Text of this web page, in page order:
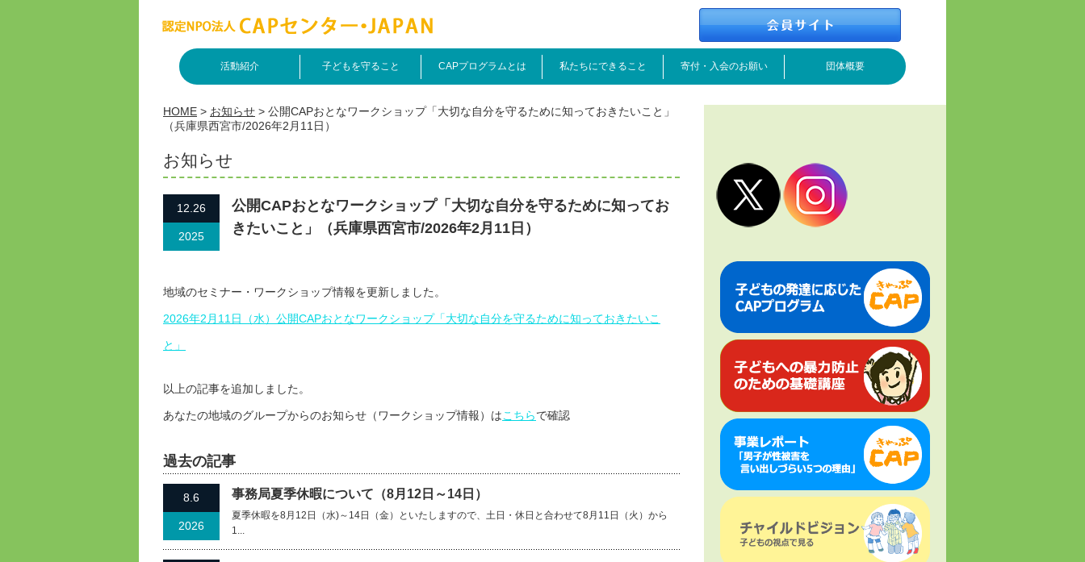
活動紹介 子どもを守ること CAPプログラムとは 私たちにできること 寄付・入会のお願い 団体概要
HOME > お知らせ > 公開CAPおとなワークショップ「大切な自分を守るために知っておきたいこと」
（兵庫県西宮市/2026年2月11日）
お知らせ
12.26
2025
公開CAPおとなワークショップ「大切な自分を守るために知ってお
きたいこと」（兵庫県西宮市/2026年2月11日）
地域のセミナー・ワークショップ情報を更新しました。
2026年2月11日（水）公開CAPおとなワークショップ「大切な自分を守るために知っておきたいこ
と」
以上の記事を追加しました。
あなたの地域のグループからのお知らせ（ワークショップ情報）はこちらで確認
過去の記事
8.6
2026
事務局夏季休暇について（8月12日～14日）
夏季休暇を8月12日（水)～14日（金）といたしますので、土日・休日と合わせて8月11日（火）から
1...